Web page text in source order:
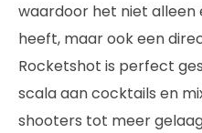
waardoor het niet
heeft, maar ook een
Rocketshot is perfect
scala aan cocktails en
shooters tot meer